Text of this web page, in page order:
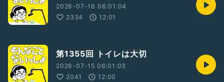
2026-07-16 06:01:04
2334
12:01
第1355回 トイレは大切
2026-07-15 06:01:03
2041
12:00